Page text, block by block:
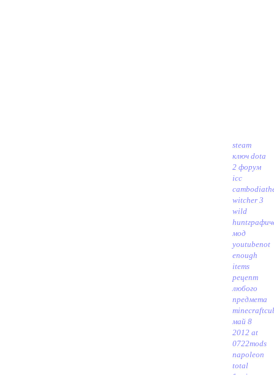
steam
ключ dota
2 форум
icc
cambodia
witcher 3
wild
мод
youtubenot
enough
items
рецепт
любого
предмета
май 8
2012 at
0722mods
napoleon
total